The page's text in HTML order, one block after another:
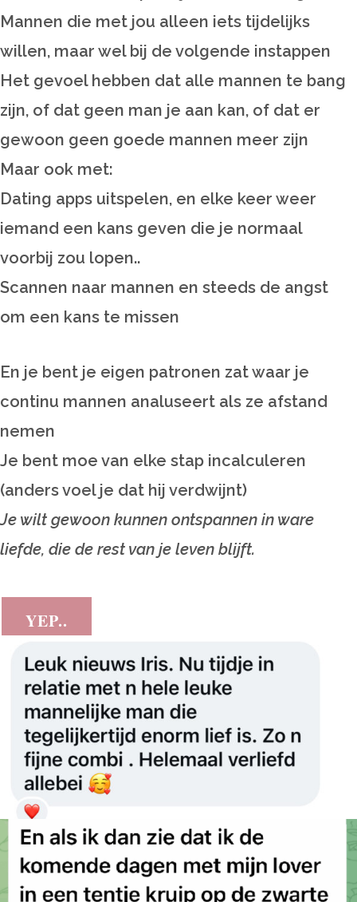
Mannen die met jou alleen iets tijdelijks
willen, maar wel bij de volgende instappen
Het gevoel hebben dat alle mannen te bang
zijn, of dat geen man je aan kan, of dat er
gewoon geen goede mannen meer zijn
Maar ook met:
Dating apps uitspelen, en elke keer weer
iemand een kans geven die je normaal
voorbij zou lopen..
Scannen naar mannen en steeds de angst
om een kans te missen
En je bent je eigen patronen zat waar je
continu mannen analuseert als ze afstand
nemen
Je bent moe van elke stap incalculeren
(anders voel je dat hij verdwijnt)
Je wilt gewoon kunnen ontspannen in ware
liefde, die de rest van je leven blijft.
YEP..